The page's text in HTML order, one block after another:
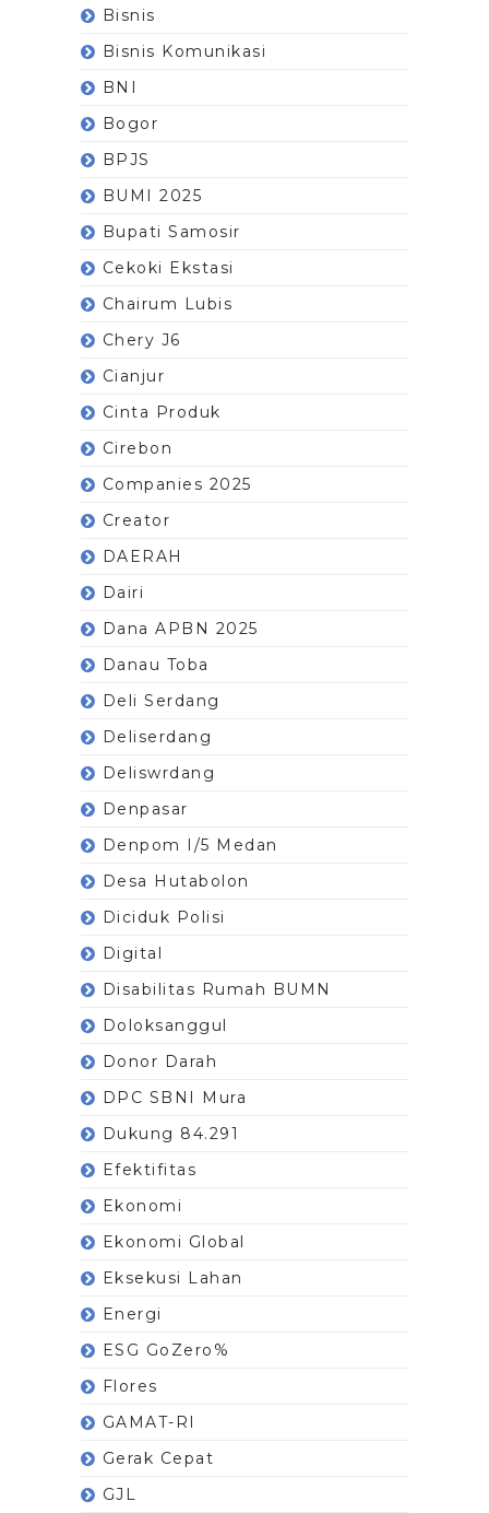
Bisnis
Bisnis Komunikasi
BNI
Bogor
BPJS
BUMI 2025
Bupati Samosir
Cekoki Ekstasi
Chairum Lubis
Chery J6
Cianjur
Cinta Produk
Cirebon
Companies 2025
Creator
DAERAH
Dairi
Dana APBN 2025
Danau Toba
Deli Serdang
Deliserdang
Deliswrdang
Denpasar
Denpom I/5 Medan
Desa Hutabolon
Diciduk Polisi
Digital
Disabilitas Rumah BUMN
Doloksanggul
Donor Darah
DPC SBNI Mura
Dukung 84.291
Efektifitas
Ekonomi
Ekonomi Global
Eksekusi Lahan
Energi
ESG GoZero%
Flores
GAMAT-RI
Gerak Cepat
GJL